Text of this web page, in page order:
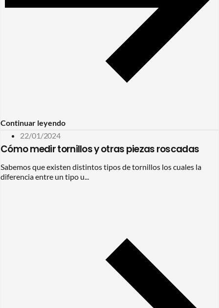
Continuar leyendo
22/01/2024
Cómo medir tornillos y otras piezas roscadas
Sabemos que existen distintos tipos de tornillos los cuales la
diferencia entre un tipo u...